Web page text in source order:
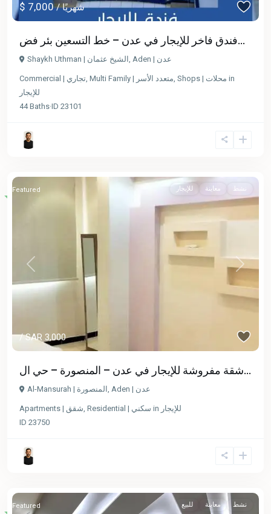
$ 7,000 / شهريًا
فندق فاخر للإيجار في عدن – خط التسعين بئر فض...
Shaykh Uthman | الشيخ عثمان , Aden | عدن
Commercial | تجاري, Multi Family | متعدد الأسر, Shops | محلات in
للإيجار
44Baths·ID 23101
Previous Next
/ SAR 3,000
للإيجار معاينة نشط Featured
شقة مفروشة للإيجار في عدن – المنصورة – حي ال...
Al-Mansurah | المنصورة , Aden | عدن
Apartments | شقق, Residential | سكني in للإيجار
ID 23750
للبيع معاينة نشط Featured